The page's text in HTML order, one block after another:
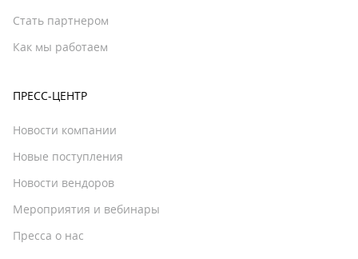
Стать партнером
Как мы работаем
ПРЕСС-ЦЕНТР
Новости компании
Новые поступления
Новости вендоров
Мероприятия и вебинары
Пресса о нас